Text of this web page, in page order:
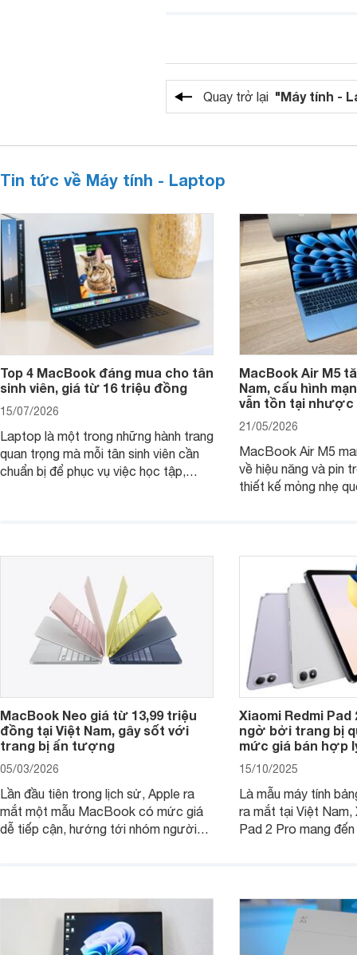
Quay trở lại "Máy tính -
Tin tức về Máy tính - Laptop
Top 4 MacBook đáng mua cho tân
sinh viên, giá từ 16 triệu đồng
15/07/2026
Laptop là một trong những hành trang
quan trọng mà mỗi tân sinh viên cần
chuẩn bị để phục vụ việc học tập,
MacBook đáng cân nhắc dành cho
MacBook Air M5
Nam, cấu hình
vẫn tồn tại nhược
21/05/2026
MacBook Air M5
về hiệu năng và pin
thiết kế mỏng nhẹ
MacBook Neo giá từ 13,99 triệu
đồng tại Việt Nam, gây sốt với
trang bị ấn tượng
05/03/2026
Lần đầu tiên trong lịch sử, Apple ra
mắt một mẫu MacBook có mức giá
dễ tiếp cận, hướng tới nhóm người
hút sự quan tâm lớn từ thị trường.
Xiaomi Redmi Pad
ngờ bởi trang bị
mức giá bán hợp
15/10/2025
Là mẫu máy tính
ra mắt tại Việt Nam,
Pad 2 Pro mang